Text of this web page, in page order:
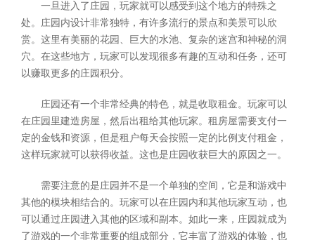
一旦进入了庄园，玩家就可以感受到这个地方的特殊之
处。庄园内设计非常独特，有许多流行的景点和美景可以欣
赏。这里有美丽的花园、巨大的水池、复杂的迷宫和神秘的洞
穴。在这些地方，玩家可以发现很多有趣的互动和任务，还可
以赚取更多的庄园积分。
庄园还有一个非常经典的特色，就是收取租金。玩家可以
在庄园里建造房屋，然后出租给其他玩家。租房屋需要支付一
定的金钱和资源，但是租户每天会按照一定的比例支付租金，
这样玩家就可以获得收益。这也是庄园收获巨大的原因之一。
需要注意的是庄园并不是一个单独的空间，它是和游戏中
其他的模块相结合的。玩家可以在庄园内和其他玩家互动，也
可以通过庄园进入其他的区域和副本。如此一来，庄园就成为
了游戏的一个非常重要的组成部分，它丰富了游戏的体验，也